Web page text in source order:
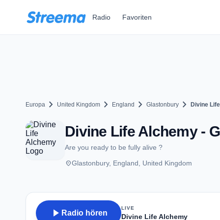
Radio Favoriten
Europa chevron_right United Kingdom chevron_right England chevron_right Glastonbury chevron_right Divine
Divine Life Alchemy -
Are you ready to be fully alive ?
placeGlastonbury, England, United Kingdom
play_arrow Radio hören
LIVE
Divine Life Alchemy